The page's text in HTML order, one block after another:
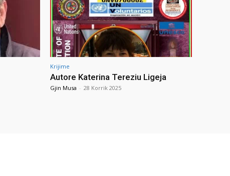
Krijime
Autore Katerina Tereziu Ligeja
Gjin Musa - 28 Korrik 2025